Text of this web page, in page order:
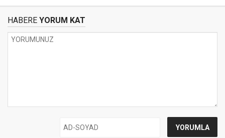
HABERE YORUM KAT